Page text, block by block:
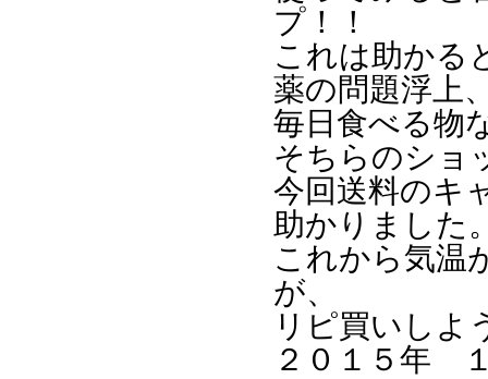
プ！！
これは助かる
薬の問題浮上
毎日食べる物
そちらのショ
今回送料のキ
助かりました
これから気温
が、
リピ買いしよ
２０１５年